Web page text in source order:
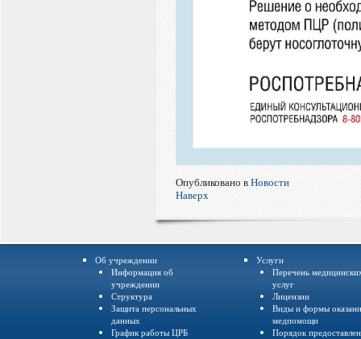
Опубликовано вНовости
Наверх
Об учреждении
Информация об
учреждении
Структура
Защита персональных
данных
График работы ЦРБ
Услуги
Перечень
услуг
Лицензии
Виды и формы
медпомощи
Порядок